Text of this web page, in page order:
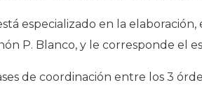
especializado en la
P. Blanco, y le corresponde el
de coordinación entre los 3